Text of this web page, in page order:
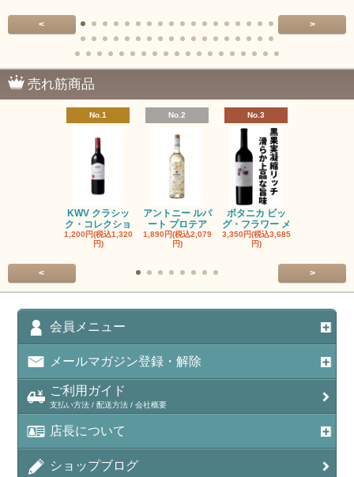
< >
売れ筋商品
No.1
KWV クラシッ
ク・コレクショ
1,200円(税込1,320
円)
No.2
アントニー ルパ
ート プロテア
1,890円(税込2,079
円)
No.3
ボタニカ ビッ
グ・フラワー メ
3,350円(税込3,685
円)
< >
会員メニュー
メールマガジン登録・解除
ご利用ガイド
支払い方法 / 配送方法 / 会社概要
店長について
ショップブログ